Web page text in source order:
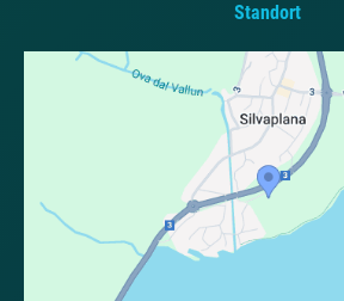
Standort